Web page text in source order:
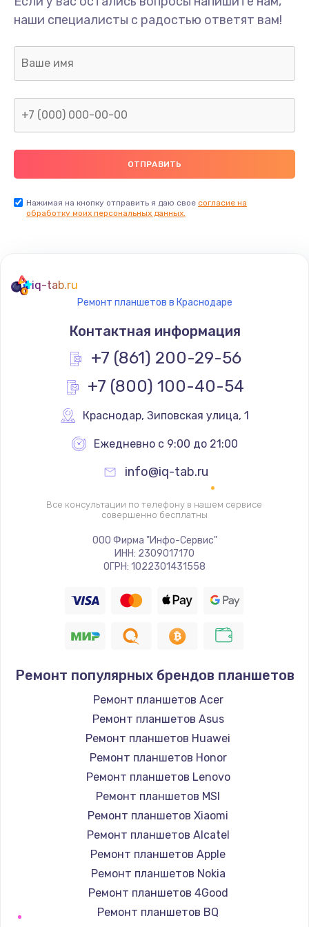
Ремонт предварительных цепей усиления (для
активных сабвуферов)
Ремонт после залития
Заказать
1400 руб.
Простой ремонт основной платы
2400 руб.
Заказать
Восстановление после попадания влаги
2800 руб.
Заказать
Ремонт низкочастотных выходов ТВ-приставки
1900 руб.
Заказать
1900 руб.
1400 руб.
Заказать
Восстановление после падения
Заказать
Пайка и ремонт платы брелка
Заказать
Программирование АТС
наши специалисты с радостью ответят вам!
Нажимая на кнопку отправить я даю свое согласие на
обработку моих персональных данных.
iq-tab.ru
Ремонт планшетов в Краснодаре
Контактная информация
+7 (861) 200-29-56
+7 (800) 100-40-54
Краснодар, Зиповская улица, 1
Ежедневно с 9:00 до 21:00
info@iq-tab.ru
Все консультации по телефону в нашем сервисе
совершенно бесплатны
ООО Фирма "Инфо-Сервис"
ИНН: 2309017170
ОГРН: 1022301431558
Ремонт популярных брендов планшетов
Ремонт планшетов Acer
Ремонт планшетов Asus
Ремонт планшетов Huawei
Ремонт планшетов Honor
Ремонт планшетов Lenovo
Ремонт планшетов MSI
Ремонт планшетов Xiaomi
Ремонт планшетов Alcatel
Ремонт планшетов Apple
Ремонт планшетов Nokia
Ремонт планшетов 4Good
Ремонт планшетов BQ